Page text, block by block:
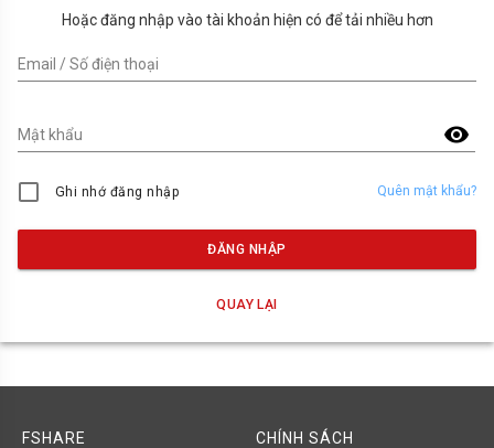
Hoặc đăng nhập vào tài khoản hiện có để tải nhiều hơn
Email / Số điện thoại
visibility
Mật khẩu
Ghi nhớ đăng nhập Quên mật khẩu?
ĐĂNG NHẬP
QUAY LẠI
FSHARE
CHÍNH SÁCH